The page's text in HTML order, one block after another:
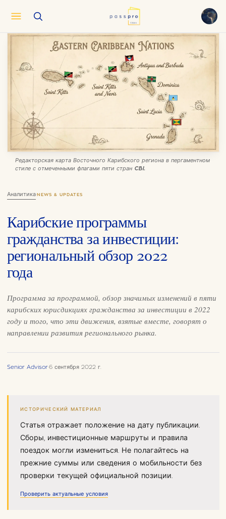
AR
Русский
ZH
TR Türkçe
Аналитика· NEWS & UPDATES
Карибские программы
гражданства за инвестиции:
региональный обзор 2022
года
Программа за программой, обзор значимых изменений в пяти
карибских юрисдикциях гражданства за инвестиции в 2022
году и того, что эти движения, взятые вместе, говорят о
направлении развития регионального рынка.
Senior Advisor·6 сентября 2022 г.
Редакторская карта Восточного Карибского региона в пергаментном
стиле с отмеченными флагами пяти стран CBI.
ИСТОРИЧЕСКИЙ МАТЕРИАЛ
Статья отражает положение на дату публикации.
Сборы, инвестиционные маршруты и правила
поездок могли измениться. Не полагайтесь на
прежние суммы или сведения о мобильности без
проверки текущей официальной позиции.
Проверить актуальные условия